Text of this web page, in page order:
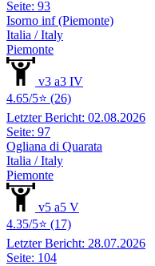
Seite: 93
Isorno inf (Piemonte)
Italia / Italy
Piemonte
v3 a3 IV
4.65/5⭐ (26)
Letzter Bericht: 02.08.2026
Seite: 97
Ogliana di Quarata
Italia / Italy
Piemonte
v5 a5 V
4.35/5⭐ (17)
Letzter Bericht: 28.07.2026
Seite: 104